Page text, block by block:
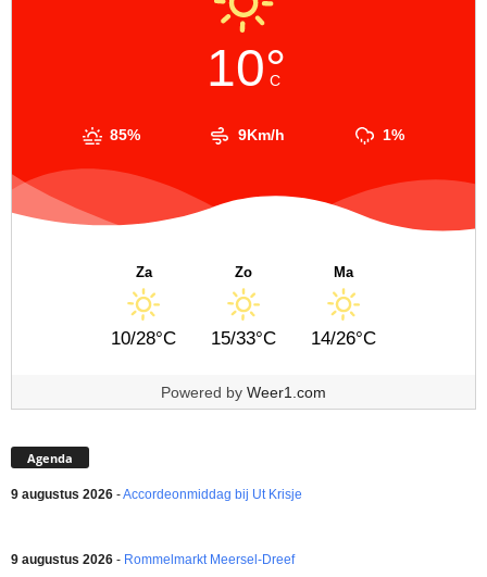
10°
C
85% 9Km/h 1%
Za
10/28°C
Zo
15/33°C
Ma
14/26°C
Powered by Weer1.com
Agenda
9 augustus 2026 -Accordeonmiddag bij Ut Krisje
9 augustus 2026 - Rommelmarkt Meersel-Dreef